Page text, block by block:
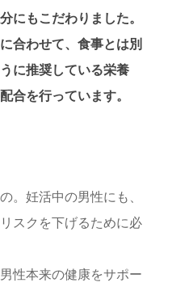
にもこだわりました。
合わせて、食事とは別
に推奨している栄養
合を行っています。
。妊活中の男性にも、
スクを下げるために必
性本来の健康をサポー